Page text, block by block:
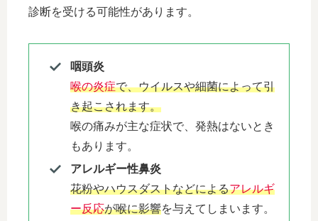
診断を受ける可能性があります。
咽頭炎
喉の炎症で、ウイルスや細菌によって引
き起こされます。
喉の痛みが主な症状で、発熱はないとき
もあります。
アレルギー性鼻炎
花粉やハウスダストなどによるアレルギ
ー反応が喉に影響を与えてしまいます。